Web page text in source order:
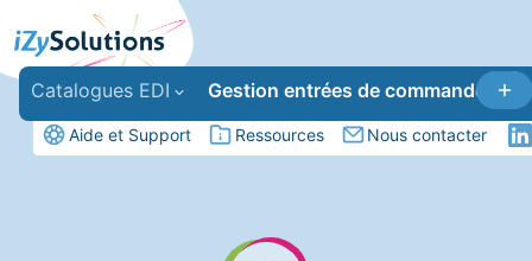
Aide et Support Ressources Nous contacter
Catalogues EDI Gestion entrées de commandes